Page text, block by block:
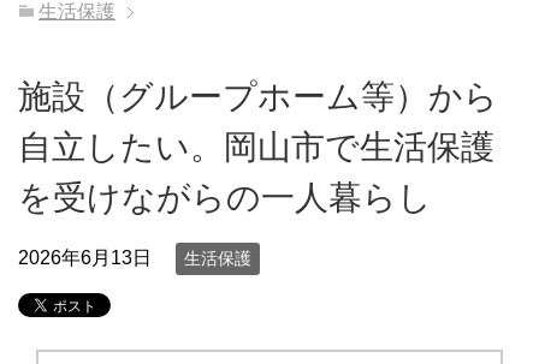
生活保護
施設（グループホーム等）から
自立したい。岡山市で生活保護
を受けながらの一人暮らし
2026年6月13日 生活保護